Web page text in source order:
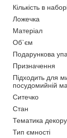
Кількість в
Ложечка
Матеріал
Об`єм
Подарункова
Призначення
Підходить для
посудомийній
Ситечко
Стан
Тематика
Тип ємності